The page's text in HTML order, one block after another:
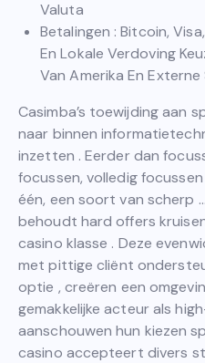
Valuta
Betalingen : Bitcoin,
En Lokale Verdoving
Van Amerika En Externe
Casimba’s toewijding aan
naar binnen
inzetten . Eerder dan
focussen, volledig
één, een soort van scherp
behoudt hard offers
casino klasse . Deze
met pittige cliënt
optie , creëren een
gemakkelijke acteur als
aanschouwen hun kiezen
casino accepteert divers